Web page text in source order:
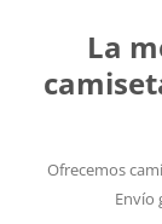
La
Ofrecemos
Envío